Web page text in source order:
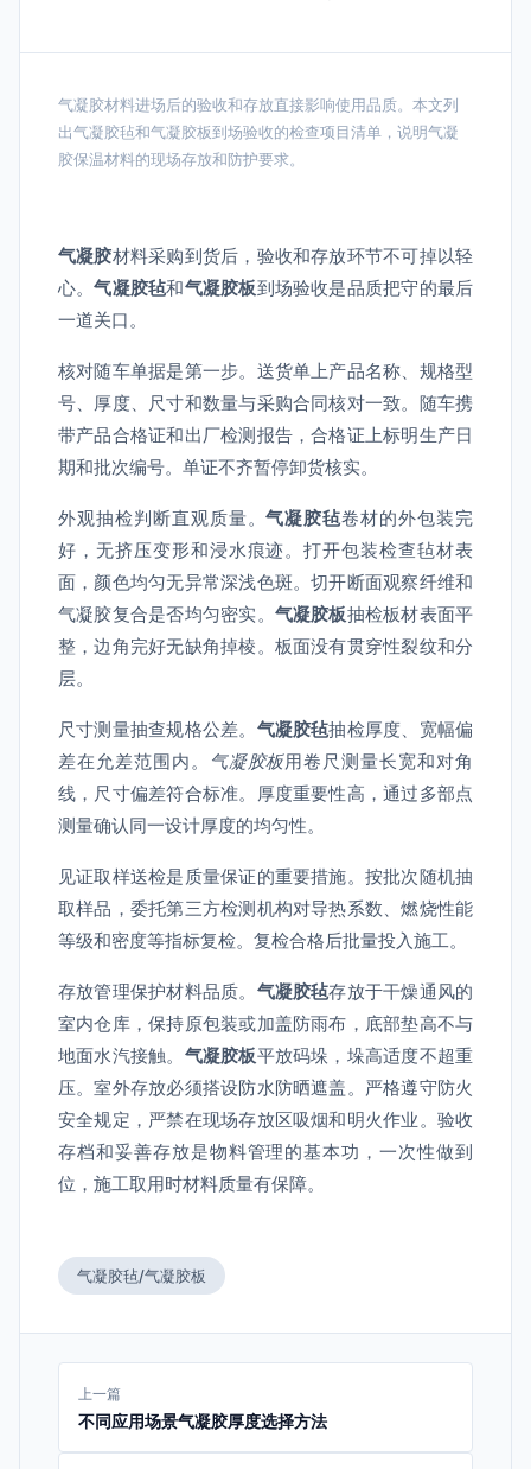
气凝胶材料进场后的验收和存放直接影响使用品质。本文列
出气凝胶毡和气凝胶板到场验收的检查项目清单，说明气凝
胶保温材料的现场存放和防护要求。
气凝胶材料采购到货后，验收和存放环节不可掉以轻
心。气凝胶毡和气凝胶板到场验收是品质把守的最后
一道关口。
核对随车单据是第一步。送货单上产品名称、规格型
号、厚度、尺寸和数量与采购合同核对一致。随车携
带产品合格证和出厂检测报告，合格证上标明生产日
期和批次编号。单证不齐暂停卸货核实。
外观抽检判断直观质量。气凝胶毡卷材的外包装完
好，无挤压变形和浸水痕迹。打开包装检查毡材表
面，颜色均匀无异常深浅色斑。切开断面观察纤维和
气凝胶复合是否均匀密实。 气凝胶板抽检板材表面平
整，边角完好无缺角掉棱。板面没有贯穿性裂纹和分
层。
尺寸测量抽查规格公差。 气凝胶毡抽检厚度、宽幅偏
差在允差范围内。
气凝胶板用卷尺测量长宽和对角
线，尺寸偏差符合标准。厚度重要性高，通过多部点
测量确认同一设计厚度的均匀性。
见证取样送检是质量保证的重要措施。按批次随机抽
取样品，委托第三方检测机构对导热系数、燃烧性能
等级和密度等指标复检。复检合格后批量投入施工。
存放管理保护材料品质。 气凝胶毡存放于干燥通风的
室内仓库，保持原包装或加盖防雨布，底部垫高不与
地面水汽接触。 气凝胶板平放码垛，垛高适度不超重
压。室外存放必须搭设防水防晒遮盖。严格遵守防火
安全规定，严禁在现场存放区吸烟和明火作业。验收
存档和妥善存放是物料管理的基本功，一次性做到
位，施工取用时材料质量有保障。
气凝胶毡/气凝胶板
上一篇
不同应用场景气凝胶厚度选择方法